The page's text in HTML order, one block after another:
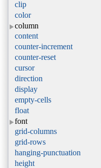
clip
color
column
content
counter-increment
counter-reset
cursor
direction
display
empty-cells
float
font
grid-columns
grid-rows
hanging-punctuation
height